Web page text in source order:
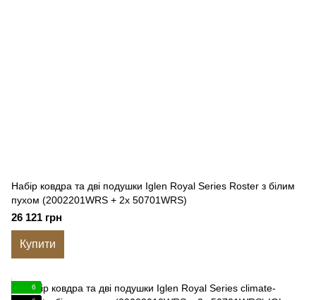
Набір ковдра та дві подушки Iglen Royal Series Roster з білим
пухом (2002201WRS + 2х 50701WRS)
26 121 грн
Купити
6